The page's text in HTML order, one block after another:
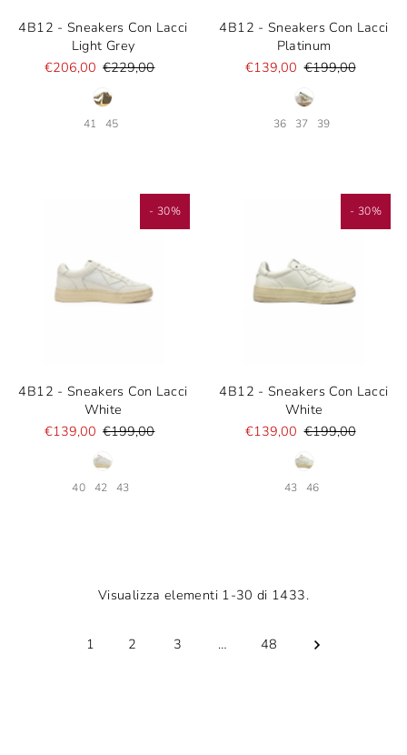
4B12 - Sneakers Con Lacci
Light Grey
€206,00 €229,00
41 45
4B12 - Sneakers Con Lacci
Platinum
€139,00 €199,00
36 37 39
- 30%
4B12 - Sneakers Con Lacci
White
€139,00 €199,00
40 42 43
- 30%
4B12 - Sneakers Con Lacci
White
€139,00 €199,00
43 46
Visualizza elementi 1-30 di 1433.
1 2 3 … 48